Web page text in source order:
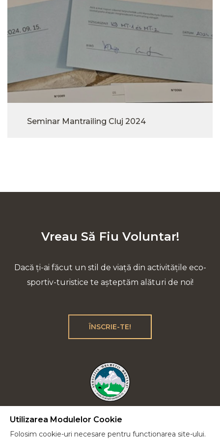
Seminar Mantrailing Cluj 2024
Vreau Să Fiu Voluntar!
Dacă ți-ai făcut un stil de viață din activitățile eco-
sportiv-turistice te așteptăm alături de noi!
ÎNSCRIE-TE!
Plecăm la drum lung cu încrederea că vom reuși
să-i educăm pe cei de lângă noi într-un spirit verde
Utilizarea Modulelor Cookie
Folosim cookie-uri necesare pentru functionarea site-ului.